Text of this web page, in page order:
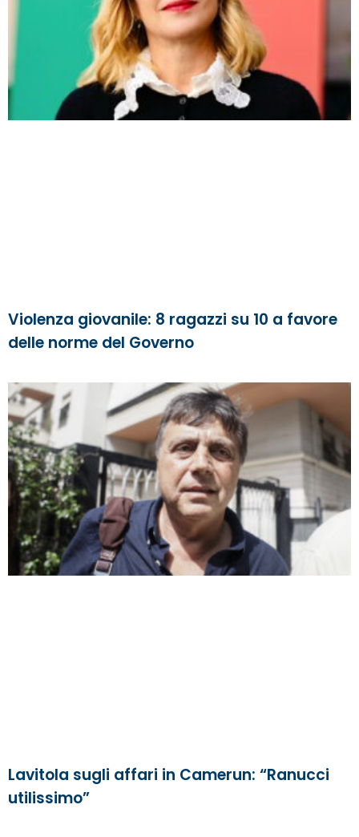
Violenza giovanile: 8 ragazzi su 10 a favore
delle norme del Governo
Lavitola sugli affari in Camerun: “Ranucci
utilissimo”